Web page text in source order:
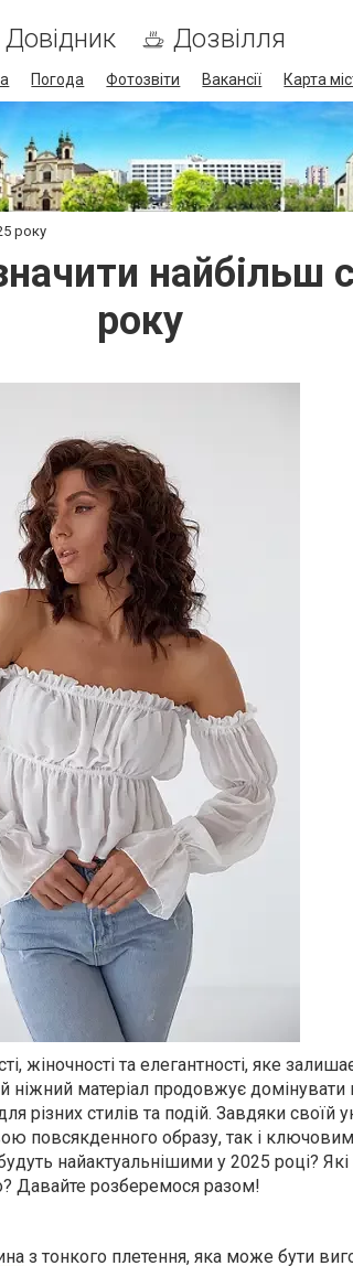
Довідник Дозвілля
Погода Фотозвіти Вакансії Карта
року
найбільш
року
жіночності та елегантності, яке
ніжний матеріал продовжує домінувати
різних стилів та подій. Завдяки своїй
повсякденного образу, так і
найактуальнішими у 2025 році?
Давайте розберемося разом!
з тонкого плетення, яка може бути